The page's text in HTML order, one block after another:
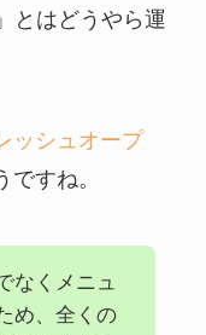
とはどうやら運
ッシュオープ
すね。
なくメニュ
め、全くの